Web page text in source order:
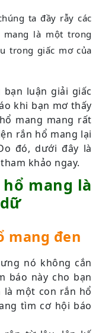
ta đầy rẫy các
là một trong
trong giấc mơ của
luận giải giấc
khi bạn mơ thấy
mang mang rất
rắn hổ mang lại
đó, dưới đây là
khảo ngay.
mang là
mang đen
nó không cắn
báo này cho bạn
là một con rắn hổ
tìm cơ hội báo